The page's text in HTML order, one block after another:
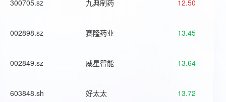
300705.sz 九典制药 12.50
002898.sz 赛隆药业 13.45
002849.sz 威星智能 13.64
603848.sh 好太太 13.72